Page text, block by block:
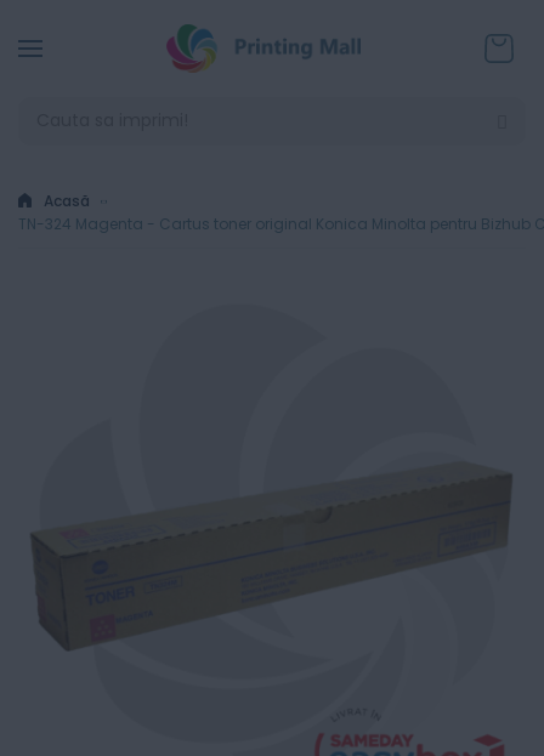
Acasă
TN-324 Magenta - Cartus toner original Konica Minolta pentru Bizhub